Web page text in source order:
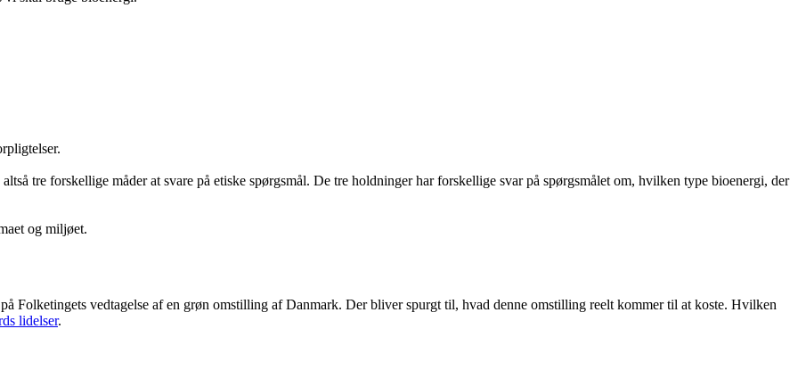
tre forskellige måder at svare på etiske spørgsmål. De tre holdninger har forskellige svar på spørgsmålet om, hvilken type bioenergi, der
og miljøet.
Folketingets vedtagelse af en grøn omstilling af Danmark. Der bliver spurgt til, hvad denne omstilling reelt kommer til at koste. Hvilken
lidelser.